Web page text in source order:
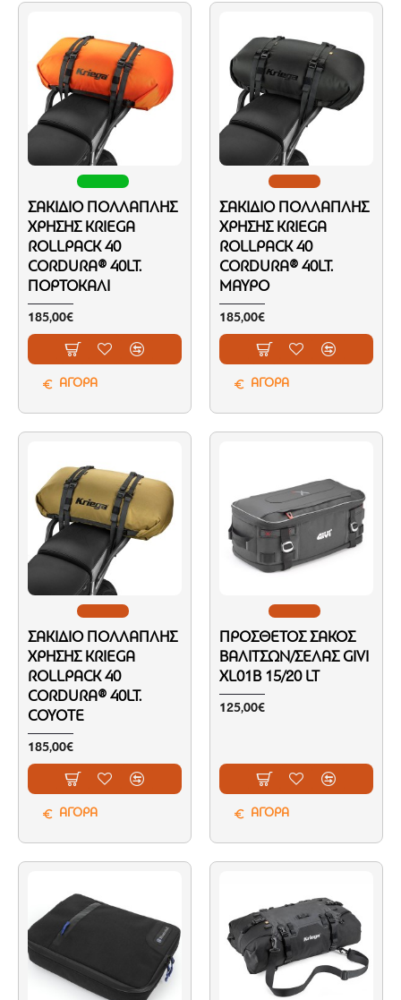
ΣΑΚΊΔΙΟ ΠΟΛΛΑΠΛΉΣ
ΧΡΉΣΗΣ KRIEGA
ROLLPACK 40
CORDURA® 40LT.
ΠΟΡΤΟΚΑΛΊ
185,00€
ΑΓΟΡΑ
ΣΑΚΊΔΙΟ ΠΟΛΛΑΠΛΉΣ
ΧΡΉΣΗΣ KRIEGA
ROLLPACK 40
CORDURA® 40LT.
ΜΑΎΡΟ
185,00€
ΑΓΟΡΑ
ΣΑΚΊΔΙΟ ΠΟΛΛΑΠΛΉΣ
ΧΡΉΣΗΣ KRIEGA
ROLLPACK 40
CORDURA® 40LT.
COYOTE
185,00€
ΑΓΟΡΑ
ΠΡΌΣΘΕΤΟΣ ΣΆΚΟΣ
ΒΑΛΙΤΣΏΝ/ΣΈΛΑΣ GIVI
XL01B 15/20 LT
125,00€
ΑΓΟΡΑ